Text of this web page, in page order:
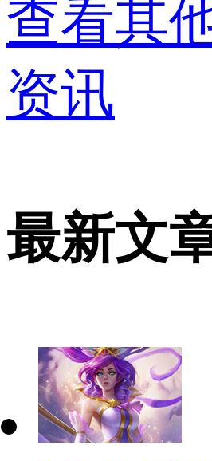
查看其
资讯
最新文